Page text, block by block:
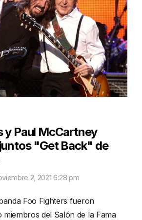
y Paul McCartney
"Get Back" de
2, 2021 6:28 pm
Foo Fighters fueron
del Salón de la Fama